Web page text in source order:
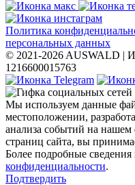
Политика
персональных данных
© 2021-2026 AUSWALD |
1216600015763
Мы используем данные
местоположении,
анализа событий на
страниц сайта, вы
Более подробные
конфиденциальности.
Подтвердить